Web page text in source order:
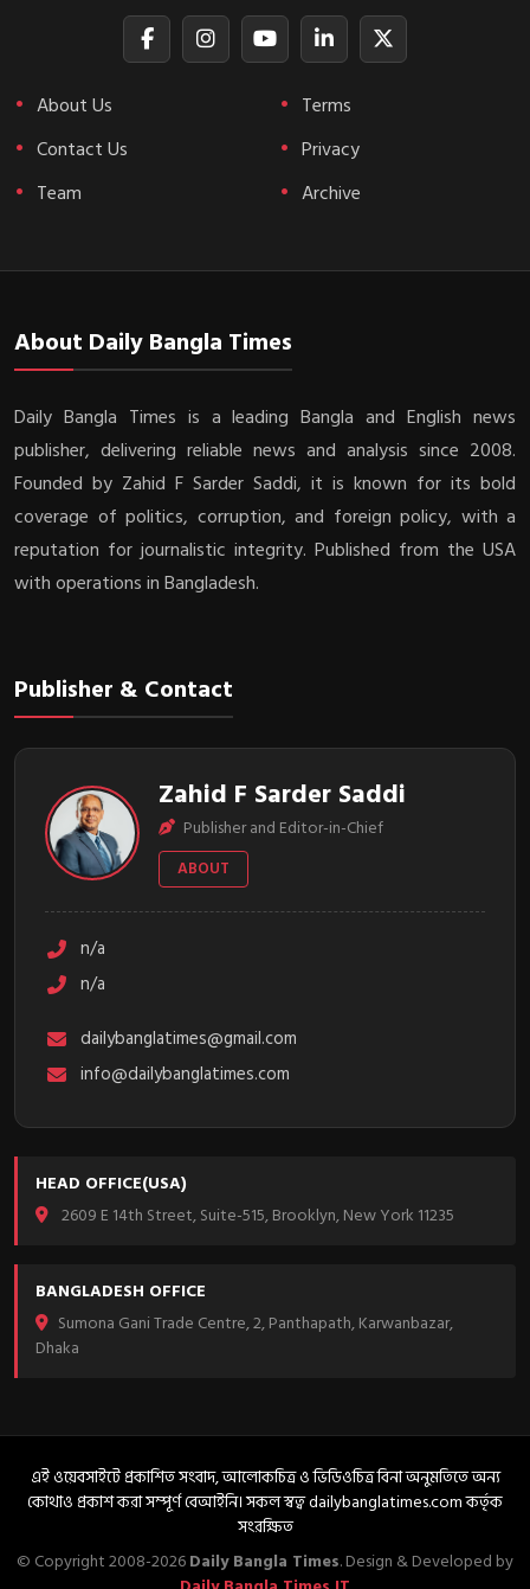
About Us
Contact Us
Team
Terms
Privacy
Archive
About Daily Bangla Times
Daily Bangla Times is a leading Bangla and English news
publisher, delivering reliable news and analysis since 2008.
Founded by Zahid F Sarder Saddi, it is known for its bold
coverage of politics, corruption, and foreign policy, with a
reputation for journalistic integrity. Published from the USA
with operations in Bangladesh.
Publisher & Contact
Zahid F Sarder Saddi
Publisher and Editor-in-Chief
ABOUT
n/a
n/a
dailybanglatimes@gmail.com
info@dailybanglatimes.com
HEAD OFFICE(USA)
2609 E 14th Street, Suite-515, Brooklyn, New York 11235
BANGLADESH OFFICE
Sumona Gani Trade Centre, 2, Panthapath, Karwanbazar,
Dhaka
এই ওয়েবসাইটে প্রকাশিত সংবাদ, আলোকচিত্র ও ভিডিওচিত্র বিনা অনুমতিতে অন্য
কোথাও প্রকাশ করা সম্পূর্ণ বেআইনি। সকল স্বত্ব dailybanglatimes.com কর্তৃক
সংরক্ষিত
© Copyright 2008-2026Daily Bangla Times. Design & Developed by